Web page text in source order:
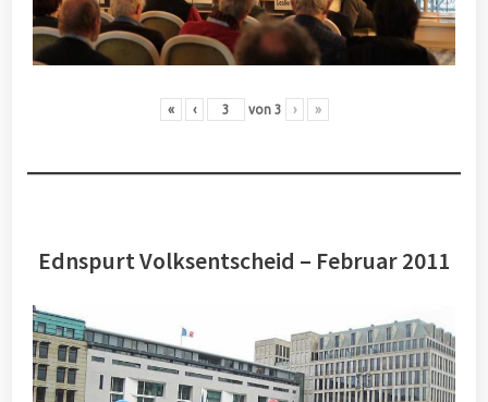
« ‹ von 3 › »
Ednspurt Volksentscheid – Februar 2011